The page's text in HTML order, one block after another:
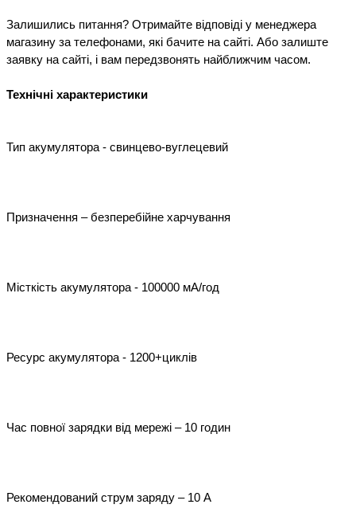
Залишились питання? Отримайте відповіді у менеджера
магазину за телефонами, які бачите на сайті. Або залиште
заявку на сайті, і вам передзвонять найближчим часом.
Тип акумулятора - свинцево-вуглецевий
Призначення – безперебійне харчування
Місткість акумулятора - 100000 мА/год
Ресурс акумулятора - 1200+циклів
Час повної зарядки від мережі – 10 годин
Рекомендований струм заряду – 10 А